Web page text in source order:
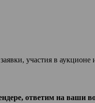
участия в аукционе
ответим на ваши